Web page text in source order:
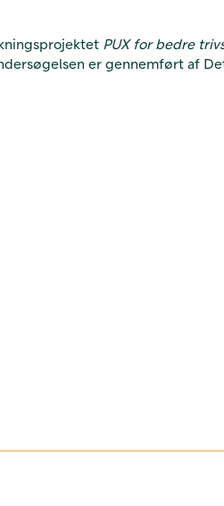
PUX for bedre
er gennemført af